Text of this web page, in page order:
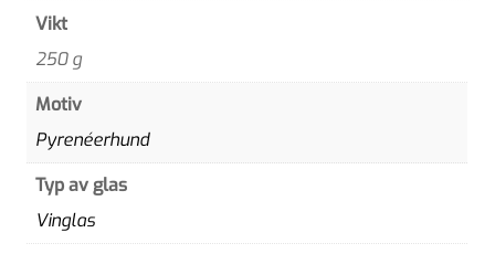
Vikt
250 g
Motiv
Pyrenéerhund
Typ av glas
Vinglas